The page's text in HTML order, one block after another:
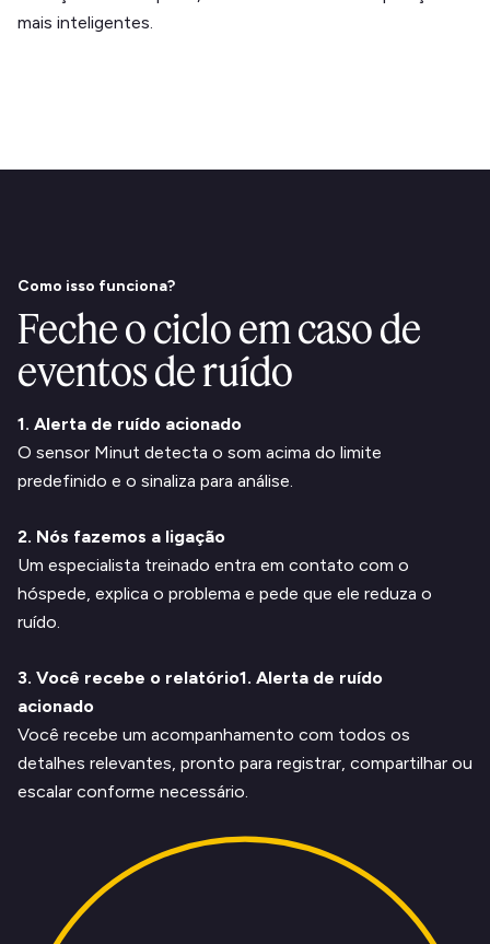
mais inteligentes.
Como isso funciona?
Feche o ciclo em caso de
eventos de ruído
1. Alerta de ruído acionado
O sensor Minut detecta o som acima do limite
predefinido e o sinaliza para análise.
2. Nós fazemos a ligação
Um especialista treinado entra em contato com o
hóspede, explica o problema e pede que ele reduza o
ruído.
3. Você recebe o relatório1. Alerta de ruído
acionado
Você recebe um acompanhamento com todos os
detalhes relevantes, pronto para registrar, compartilhar ou
escalar conforme necessário.